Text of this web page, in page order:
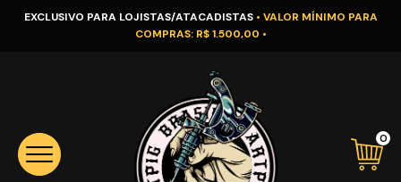
EXCLUSIVO PARA LOJISTAS/ATACADISTAS • VALOR MÍNIMO PARA
COMPRAS: R$ 1.500,00 •
0